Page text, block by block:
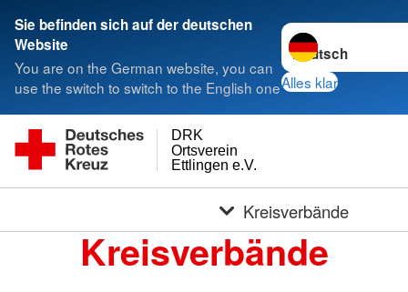
Sie befinden sich auf der deutschen
Website
You are on the German website, you can
use the switch to switch to the English one
Sprache wechseln
Alles klar
Ettlingen e.V.
Ortsverein
DRK
Kreisverbände
Kreisverbände